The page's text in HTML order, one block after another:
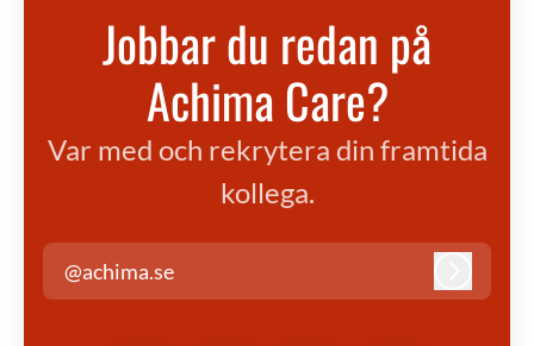
Jobbar du redan på
Achima Care?
Var med och rekrytera din framtida
kollega.
@achima.se